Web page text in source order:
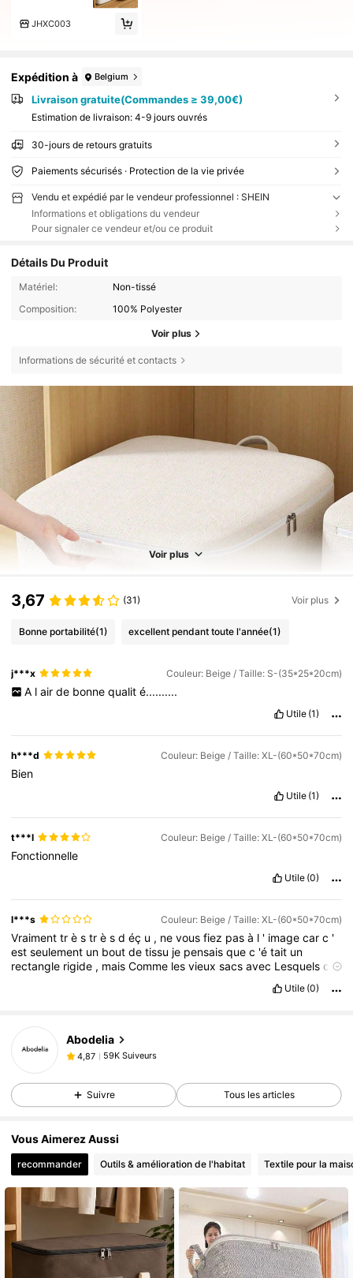
JHXC003
Expédition à Belgium
Livraison gratuite(Commandes ≥ 39,00€)
Estimation de livraison: 4-9 jours ouvrés
30-jours de retours gratuits
Paiements sécurisés · Protection de la vie privée
Vendu et expédié par le vendeur professionnel : SHEIN
Informations et obligations du vendeur
Pour signaler ce vendeur et/ou ce produit
Détails Du Produit
Matériel:
Non-tissé
Composition:
100% Polyester
Voir plus
Informations de sécurité et contacts
Voir plus
3,67 (31) Voir plus
Bonne portabilité(1) excellent pendant toute l'année(1)
j***x Couleur: Beige / Taille: S-(35*25*20cm)
A l air de bonne qualit é..........
Utile (1)
h***d Couleur: Beige / Taille: XL-(60*50*70cm)
Bien
Utile (1)
t***l Couleur: Beige / Taille: XL-(60*50*70cm)
Fonctionnelle
Utile (0)
l***s Couleur: Beige / Taille: XL-(60*50*70cm)
Vraimenttrèstrèsdéç u , nevousfiez pasà l ' imagecarc '
estseulement un boutdetissu je pensaisquec 'était un
rectangle rigide , maisComme lesvieuxsacsavec Lesquelson
Utile (0)
Abodelia
4,87
59K Suiveurs
a***3est en train de naviguer
4,87 59K Suiveurs
4,87
4,87 59K Suiveurs
59K Suiveurs
4,87 59K Suiveurs
Suivre Tous les articles
Vous Aimerez Aussi
recommander Outils & amélioration de l'habitat Textile pour la